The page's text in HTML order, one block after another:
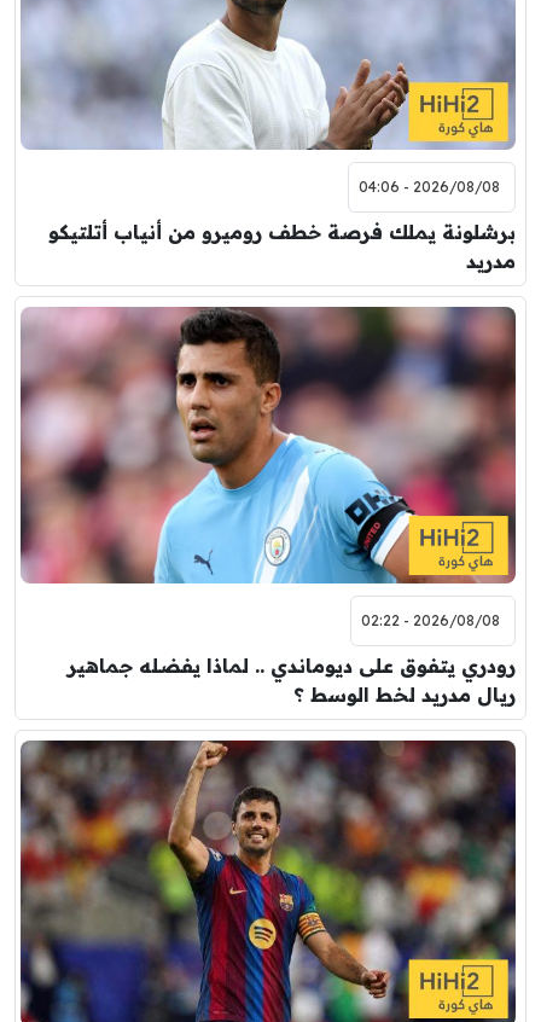
2026/08/08 - 04:06
برشلونة يملك فرصة خطف روميرو من أنياب أتلتيكو
مدريد
2026/08/08 - 02:22
رودري يتفوق على ديوماندي .. لماذا يفضله جماهير
ريال مدريد لخط الوسط ؟